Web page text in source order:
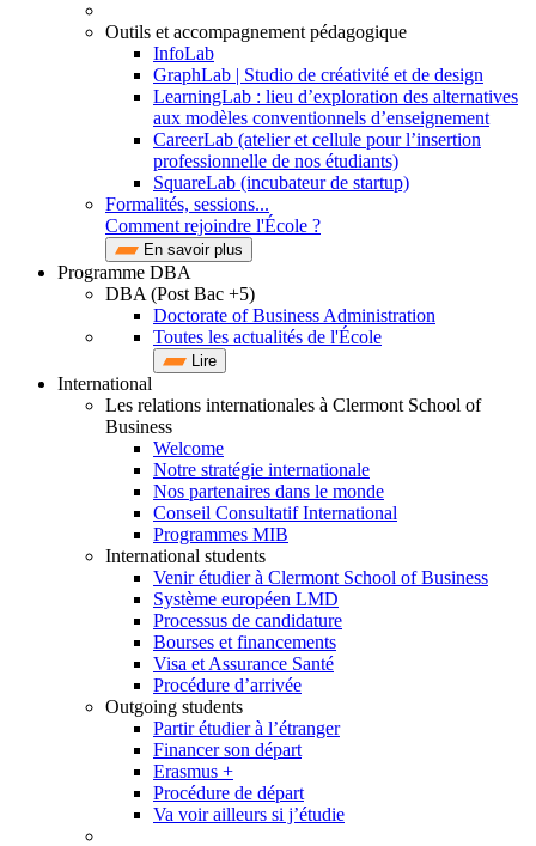
Outils et accompagnement pédagogique
InfoLab
GraphLab | Studio de créativité et de design
LearningLab : lieu d’exploration des alternatives
aux modèles conventionnels d’enseignement
CareerLab (atelier et cellule pour l’insertion
professionnelle de nos étudiants)
SquareLab (incubateur de startup)
Formalités, sessions...
Comment rejoindre l'École ?
En savoir plus
Programme DBA
DBA (Post Bac +5)
Doctorate of Business Administration
Toutes les actualités de l'École
Lire
International
Les relations internationales à Clermont School of
Business
Welcome
Notre stratégie internationale
Nos partenaires dans le monde
Conseil Consultatif International
Programmes MIB
International students
Venir étudier à Clermont School of Business
Système européen LMD
Processus de candidature
Bourses et financements
Visa et Assurance Santé
Procédure d’arrivée
Outgoing students
Partir étudier à l’étranger
Financer son départ
Erasmus +
Procédure de départ
Va voir ailleurs si j’étudie